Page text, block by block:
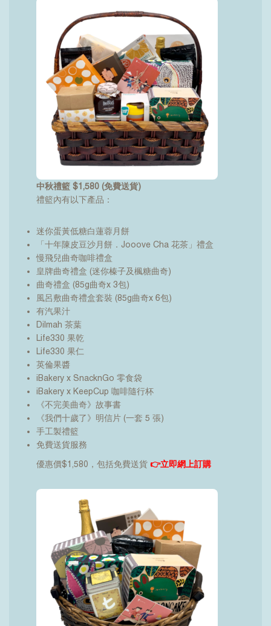
中秋禮籃 $1,580 (免費送貨)
禮籃內有以下產品：
迷你蛋黃低糖白蓮蓉月餅
「十年陳皮豆沙月餅．Jooove Cha 花茶」禮盒
慢飛兒曲奇咖啡禮盒
皇牌曲奇禮盒 (迷你榛子及楓糖曲奇)
曲奇禮盒 (85g曲奇x 3包)
風呂敷曲奇禮盒套裝 (85g曲奇x 6包)
有汽果汁
Dilmah 茶葉
Life330 果乾
Life330 果仁
英倫果醬
iBakery x SnacknGo 零食袋
iBakery x KeepCup 咖啡隨行杯
《不完美曲奇》故事書
《我們十歲了》明信片 (一套 5 張)
手工製禮籃
免費送貨服務
優惠價$1,580，包括免費送貨 👉立即網上訂購